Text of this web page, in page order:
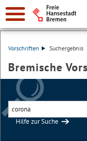
Vorschriften Suchergebnis
Bremische
Hilfe zur Suche